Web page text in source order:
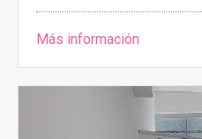
Más información